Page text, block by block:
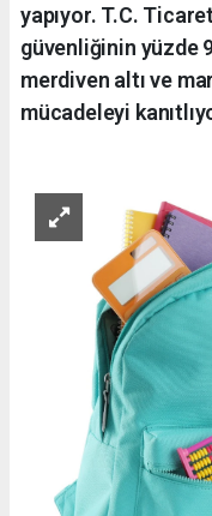
yapıyor. T.C.
güvenliğinin yüzde
merdiven altı ve
mücadeleyi